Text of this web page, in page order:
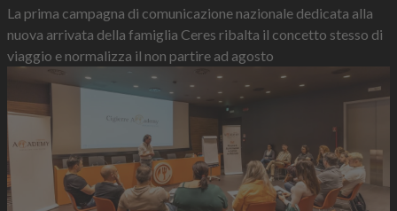
La prima campagna di comunicazione nazionale dedicata alla
nuova arrivata della famiglia Ceres ribalta il concetto stesso di
viaggio e normalizza il non partire ad agosto